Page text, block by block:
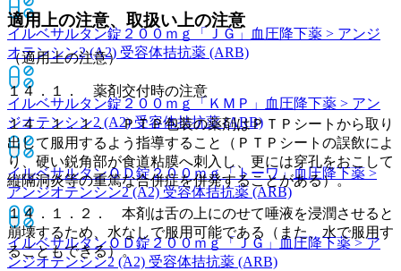
イルベサルタン錠２００ｍｇ「ＪＧ」
血圧降下薬 > アンジ
オテンシン2 (A2) 受容体拮抗薬 (ARB)
イルベサルタン錠２００ｍｇ「ＫＭＰ」
血圧降下薬 > アン
ジオテンシン2 (A2) 受容体拮抗薬 (ARB)
イルベサルタンＯＤ錠２００ｍｇ「トーワ」血圧降下薬 >
アンジオテンシン2 (A2) 受容体拮抗薬 (ARB)
イルベサルタンＯＤ錠２００ｍｇ「ＪＧ」 血圧降下薬 > ア
ンジオテンシン2 (A2) 受容体拮抗薬 (ARB)
適用上の注意、取扱い上の注意
（適用上の注意）
１４．１． 薬剤交付時の注意
１４．１．１． ＰＴＰ包装の薬剤はＰＴＰシートから取り
出して服用するよう指導すること（ＰＴＰシートの誤飲によ
り、硬い鋭角部が食道粘膜へ刺入し、更には穿孔をおこして
縦隔洞炎等の重篤な合併症を併発することがある）。
１４．１．２． 本剤は舌の上にのせて唾液を浸潤させると
崩壊するため、水なしで服用可能である（また、水で服用す
ることもできる）。